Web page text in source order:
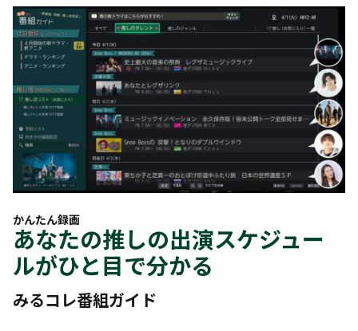
かんたん録画
あなたの推しの出演スケジュー
ルがひと目で分かる
みるコレ番組ガイド